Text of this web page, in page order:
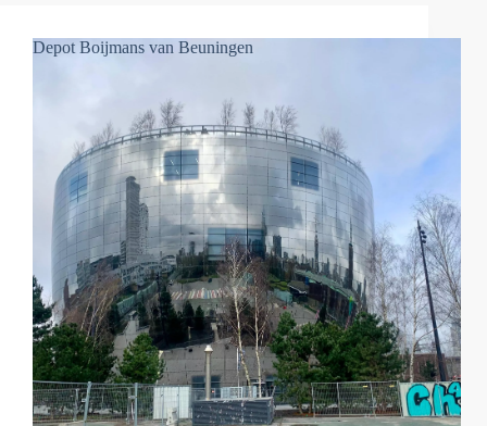
Depot Boijmans van Beuningen